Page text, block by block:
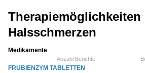
Therapiemöglichkeiten
Halsschmerzen
Medikamente
Anzahl Berichte
FRUBIENZYM TABLETTEN